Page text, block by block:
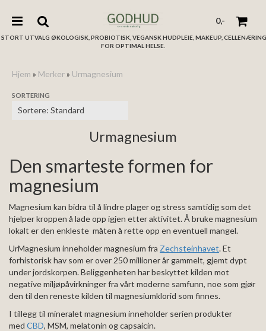
0,-
STORT UTVALG ØKOLOGISK, PROBIOTISK, VEGANSK HUDPLEIE, MAKEUP, CELLENÆRING
FOR OPTIMAL HELSE.
Hjem » Merker» Urmagnesium
SORTERING
Urmagnesium
Den smarteste formen for
magnesium
Magnesium kan bidra til å lindre plager og stress samtidig som det
hjelper kroppen å lade opp igjen etter aktivitet. Å bruke magnesium
lokalt er den enkleste måten å rette opp en eventuell mangel.
UrMagnesium inneholder magnesium fra Zechsteinhavet. Et
forhistorisk hav som er over 250 millioner år gammelt, gjemt dypt
under jordskorpen. Beliggenheten har beskyttet kilden mot
negative miljøpåvirkninger fra vårt moderne samfunn, noe som gjør
den til den reneste kilden til magnesiumklorid som finnes.
I tillegg til mineralet magnesium inneholder serien produkter
med CBD, MSM, melatonin og capsaicin.